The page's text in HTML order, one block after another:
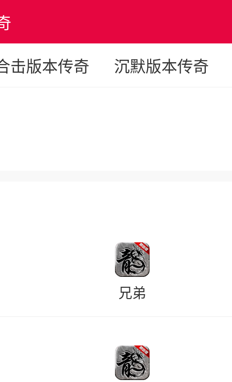
击版本传奇 沉默版本传奇
兄弟